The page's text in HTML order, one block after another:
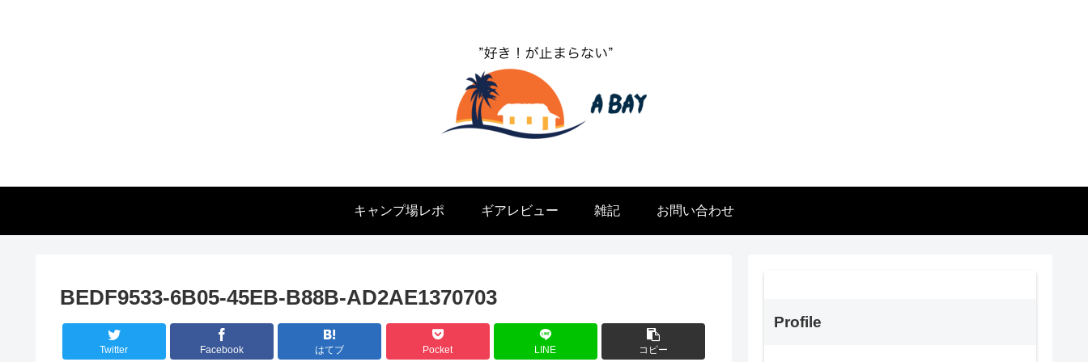
キャンプ場レポ ギアレビュー 雑記 お問い合わせ
BEDF9533-6B05-45EB-B88B-AD2AE1370703
Twitter Facebook はてブ Pocket LINE コピー
Profile